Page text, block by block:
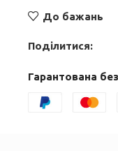
До бажань
Поділитися:
Гарантована